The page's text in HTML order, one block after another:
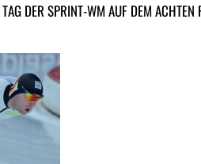
DER SPRINT-WM AUF DEM ACHTEN